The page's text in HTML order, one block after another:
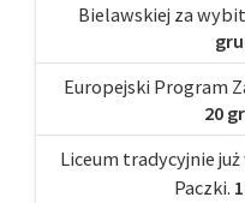
Bielawskiej za
Europejski Program
20
Liceum tradycyjnie
Paczki.